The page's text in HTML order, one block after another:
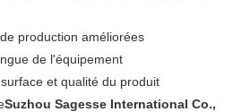
production améliorées
de l'équipement
et qualité du produit
Suzhou Sagesse International Co.,